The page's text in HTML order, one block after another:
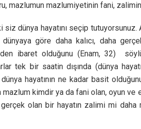
mazlumun mazlumiyetinin fani,
dünya hayatını seçip tutuyorsunuz.
göre daha kalıcı, daha
ibaret olduğunu (Enam, 32)
tek bir saatin dışında (dünya
dünya hayatının ne kadar basit
mazlum kimdir ya da fani olan, oyun
olan bir hayatın zalimi mi daha